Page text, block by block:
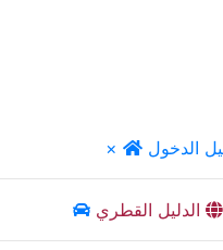
× الدخول
الدليل القطري